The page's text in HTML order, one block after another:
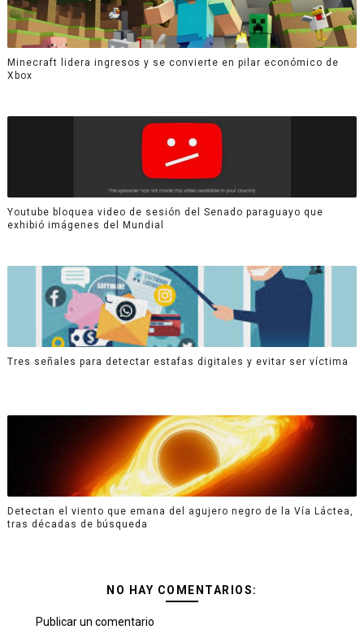
Minecraft lidera ingresos y se convierte en pilar económico de
Xbox
Youtube bloquea video de sesión del Senado paraguayo que
exhibió imágenes del Mundial
Tres señales para detectar estafas digitales y evitar ser víctima
Detectan el viento que emana del agujero negro de la Vía Láctea,
tras décadas de búsqueda
NO HAY COMENTARIOS:
Publicar un comentario